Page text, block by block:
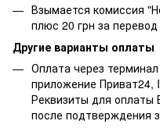
Взымается комиссия
плюс 20 грн за
Другие варианты оплаты
Оплата через
приложение Приват24,
Реквизиты для
после подтверждения